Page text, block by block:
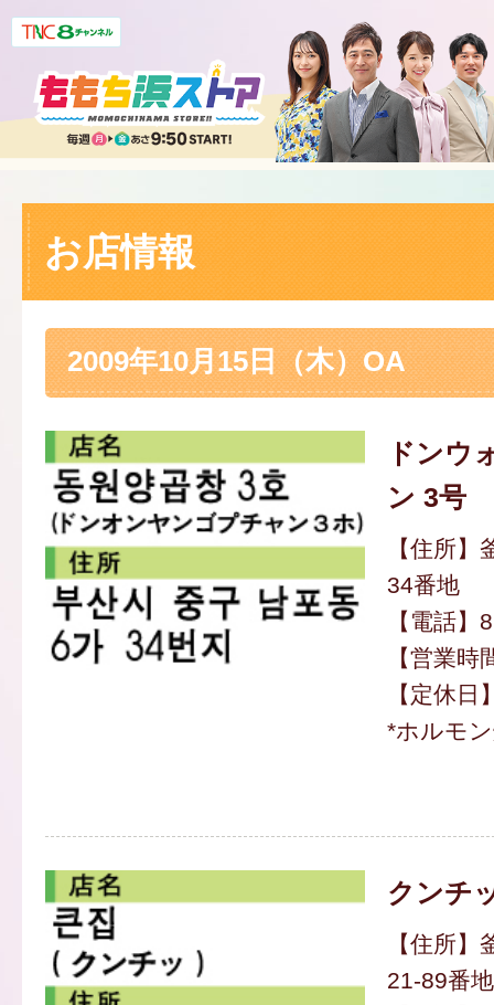
お店情報
2009年10月15日（木）OA
ドンウ
ン 3号
【住所
34番地
【電話
【営業
【定休日
*ホルモ
クンチ
【住所
21-89番地